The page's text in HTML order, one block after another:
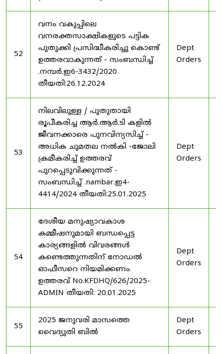
52
വനം വകുപ്പിലെ
വനരക്തസാക്ഷികളുടെ പട്ടിക
പുതുക്കി പ്രസിദ്ധീകരിച്ചു കൊണ്ട്
ഉത്തരവാകുന്നത് - സംബന്ധിച്ച്
.നമ്പർ.ഇ6-3432/2020
തീയതി:26.12.2024
Dept
Orders
53
നിലവിലുള്ള / പുതുതായി
രൂപീകരിച്ച ആർ.ആർ.ടി കളിൽ
ജീവനക്കാരെ പുനവിന്യസിച്ച് -
അധിക ചുമതല നൽകി -ജോലി
ക്രമീകരിച്ച് ഉത്തരവ്
പുറപ്പെടുവിക്കുന്നത് -
സംബന്ധിച്ച് .nambar.ഇ4-
4414/2024 തീയതി:25.01.2025
Dept
Orders
54
ദേശീയ മനുഷ്യാവകാശ
കമ്മീഷനുമായി ബന്ധപ്പെട്ട
കാര്യങ്ങളിൽ വിവരങ്ങൾ
കണ്ടെത്തുന്നതിന് നോഡൽ
ഓഫീസറെ നിയമിക്കണം.
ഉത്തരവ് No.KFDHQ/626/2025-
ADMIN തീയതി: 20.01.2025
Dept
Orders
55
2025 ജനുവരി മാസത്തെ
വൈദ്യുതി ബിൽ
Dept
Orders